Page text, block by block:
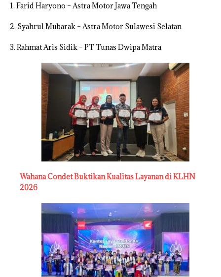
1. Farid Haryono – Astra Motor Jawa Tengah
2. Syahrul Mubarak – Astra Motor Sulawesi Selatan
3. Rahmat Aris Sidik – PT Tunas Dwipa Matra
Wahana Condet Buktikan Kualitas Layanan di KLHN
2026